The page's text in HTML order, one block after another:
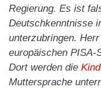
Regierung. Es ist
Deutschkenntnisse
unterzubringen.
europäischen PISA-
Dort werden die
Muttersprache